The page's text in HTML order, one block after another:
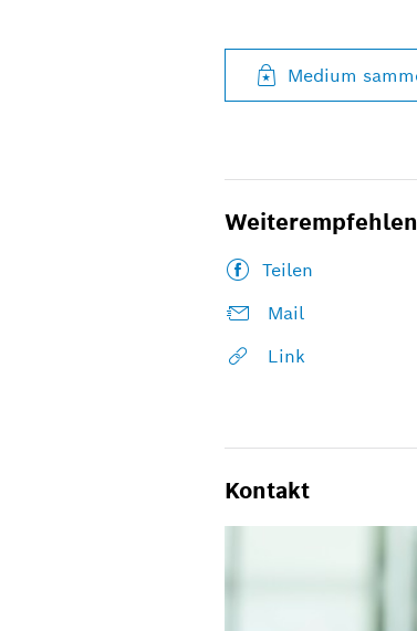
Medium
Weiterempfehlen
Teilen
Mail
Link
Kontakt